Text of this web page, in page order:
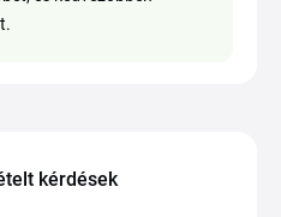
kérdések